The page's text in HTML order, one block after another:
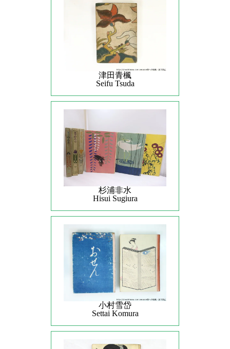
津田青楓
Seifu Tsuda
杉浦非水
Hisui Sugiura
小村雪岱
Settai Komura